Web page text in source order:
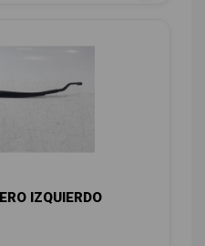
IZQUIERDO